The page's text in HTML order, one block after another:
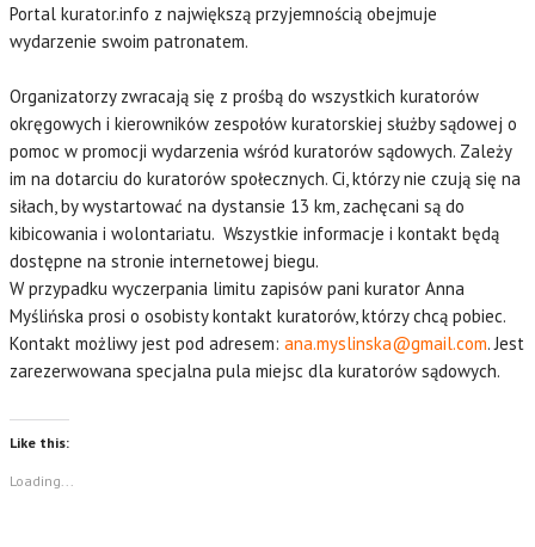
Portal kurator.info z największą przyjemnością obejmuje
wydarzenie swoim patronatem.
Organizatorzy zwracają się z prośbą do wszystkich kuratorów
okręgowych i kierowników zespołów kuratorskiej służby sądowej o
pomoc w promocji wydarzenia wśród kuratorów sądowych. Zależy
im na dotarciu do kuratorów społecznych. Ci, którzy nie czują się na
siłach, by wystartować na dystansie 13 km, zachęcani są do
kibicowania i wolontariatu. Wszystkie informacje i kontakt będą
dostępne na stronie internetowej biegu.
W przypadku wyczerpania limitu zapisów pani kurator Anna
Myślińska prosi o osobisty kontakt kuratorów, którzy chcą pobiec.
Kontakt możliwy jest pod adresem: ana.myslinska@gmail.com. Jest
zarezerwowana specjalna pula miejsc dla kuratorów sądowych.
Like this:
Loading...